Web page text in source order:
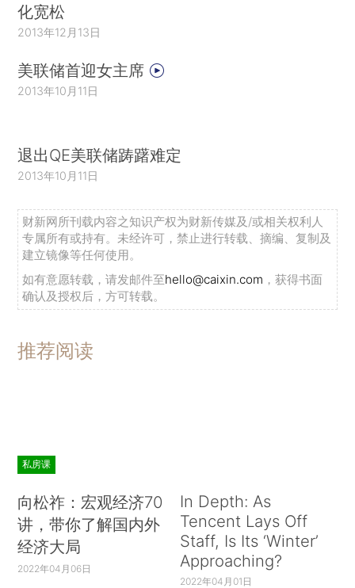
化宽松
2013年12月13日
美联储首迎女主席
2013年10月11日
退出QE美联储踌躇难定
2013年10月11日
财新网所刊载内容之知识产权为财新传媒及/或相关权利人
专属所有或持有。未经许可，禁止进行转载、摘编、复制及
建立镜像等任何使用。
如有意愿转载，请发邮件至hello@caixin.com ，获得书面
确认及授权后，方可转载。
推荐阅读
私房课
向松祚：宏观经济70
讲，带你了解国内外
经济大局
2022年04月06日
In Depth: As
Tencent Lays Off
Staff, Is Its ‘Winter’
Approaching?
2022年04月01日